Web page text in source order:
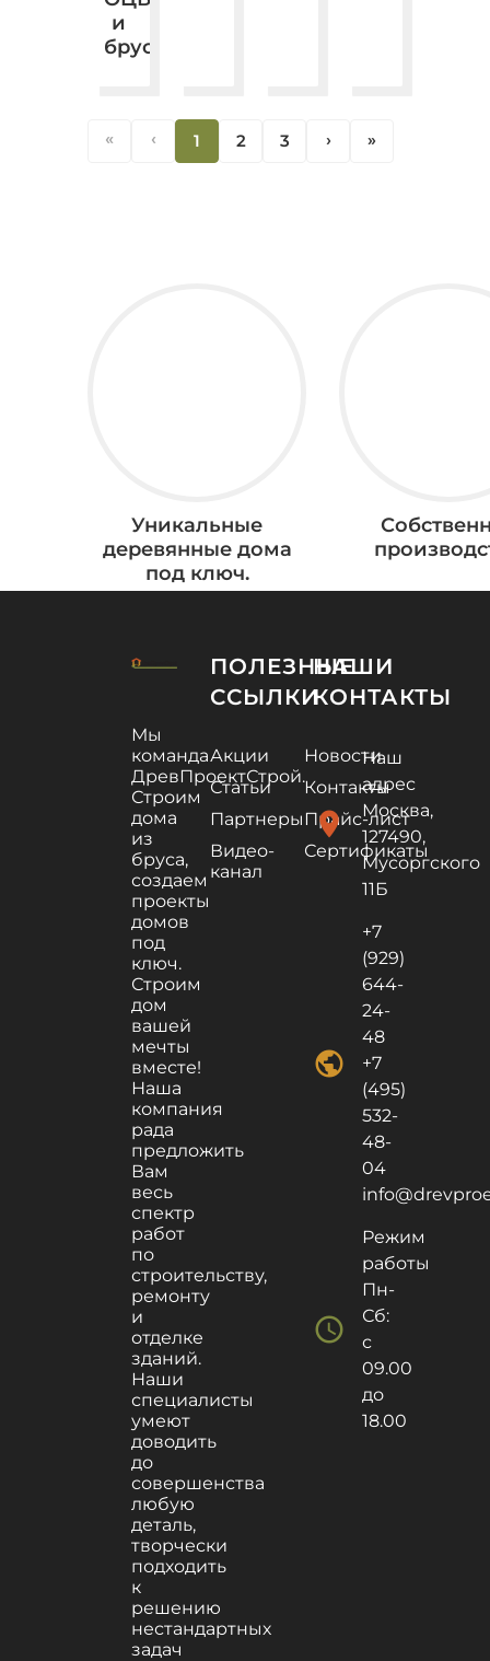
и
бруса.
« ‹ 1 2 3 ‹ «
Уникальные
деревянные дома
под ключ.
Мы
команда
ДревПроектСтрой.
Строим
дома
из
бруса,
создаем
проекты
домов
под
ключ.
Строим
дом
вашей
мечты
вместе!
Наша
компания
рада
предложить
Вам
весь
спектр
работ
по
строительству,
ремонту
и
отделке
зданий.
Наши
специалисты
умеют
доводить
до
совершенства
любую
деталь,
творчески
подходить
к
решению
нестандартных
задач
ПОЛЕЗНЫЕ
ССЫЛКИ
Акции
Новости
Статьи
Контакты
ПартнерыПрайс-лист
Видео-
канал
Сертификаты
НАШИ
КОНТАКТЫ
location_on
Наш
адрес
Москва,
127490,
Мусоргского
11Б
public
+7
(929)
644-
24-
48
+7
(495)
532-
48-
04
schedule
Режим
работы
Пн-
Сб:
с
09.00
до
18.00